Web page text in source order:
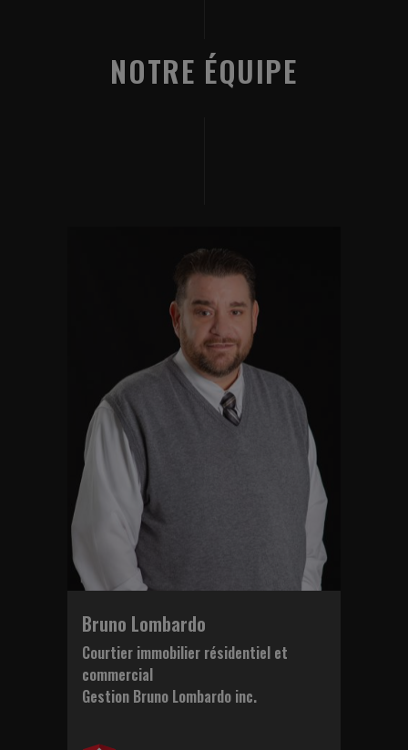
NOTRE ÉQUIPE
Bruno Lombardo
Courtier immobilier résidentiel et
commercial
Gestion Bruno Lombardo inc.